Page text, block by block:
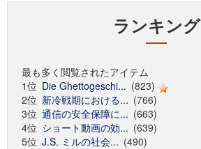
ランキング
最も多く閲覧されたアイテム
1位 Die Ghettogeschi... (823)
2位 新冷戦期における... (766)
3位 通信の安全保障に... (663)
4位 ショート動画の効... (639)
5位 J.S. ミルの社会... (490)